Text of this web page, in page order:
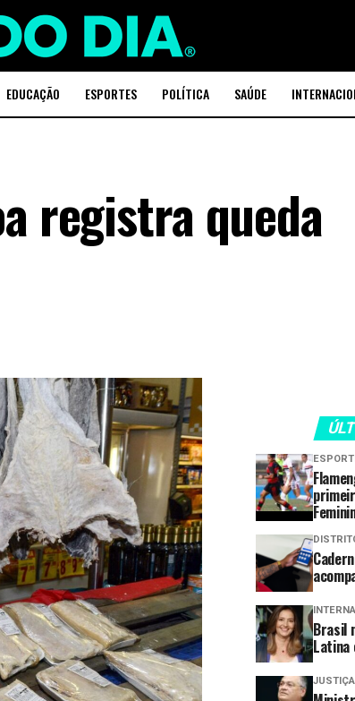
EDUCAÇÃO ESPORTES POLÍTICA SAÚDE
registra queda
Brasil
Latina
JUSTIÇA